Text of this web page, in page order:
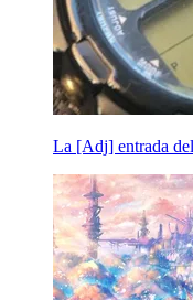
La [Adj] entrada